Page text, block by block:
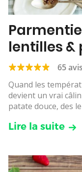
lentilles &
65 avis
Quand les
devient un vrai
patate douce, des
Lire la suite